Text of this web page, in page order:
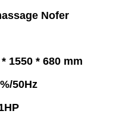
Nofer
1550 * 680 mm
50Hz